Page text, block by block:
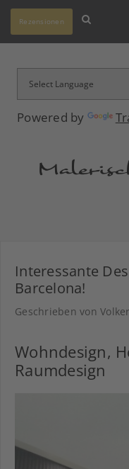
Powered by
Rezensionen
Interessante
Barcelona!
Geschrieben von
Wohndesign,
Raumdesign